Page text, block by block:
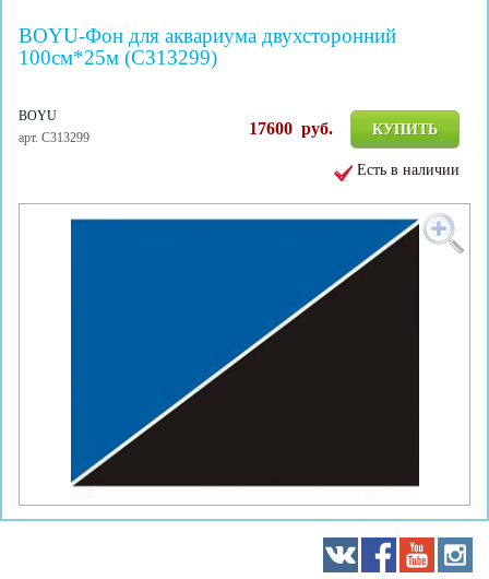
BOYU-Фон для аквариума двухсторонний
100см*25м (C313299)
BOYU
арт. C313299
КУПИТЬ
17600 руб.
Есть в наличии